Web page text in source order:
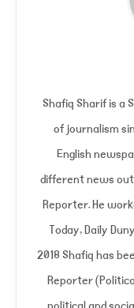
Shafiq Sharif is a
of journalism
English
different news
Reporter. He
Today, Daily
2018 Shafiq has
Reporter